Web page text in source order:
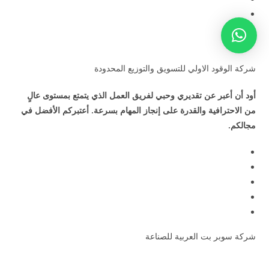
شركة الوقود الاولي للتسويق والتوزيع المحدودة
أود أن أعبر عن تقديري وحبي لفريق العمل الذي يتمتع بمستوى عالٍ
من الاحترافية والقدرة على إنجاز المهام بسرعة. أعتبركم الأفضل في
مجالكم.
شركة سوبر بت العربية للصناعة